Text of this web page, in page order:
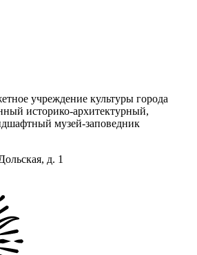
учреждение культуры города
историко-архитектурный,
музей-заповедник
д. 1